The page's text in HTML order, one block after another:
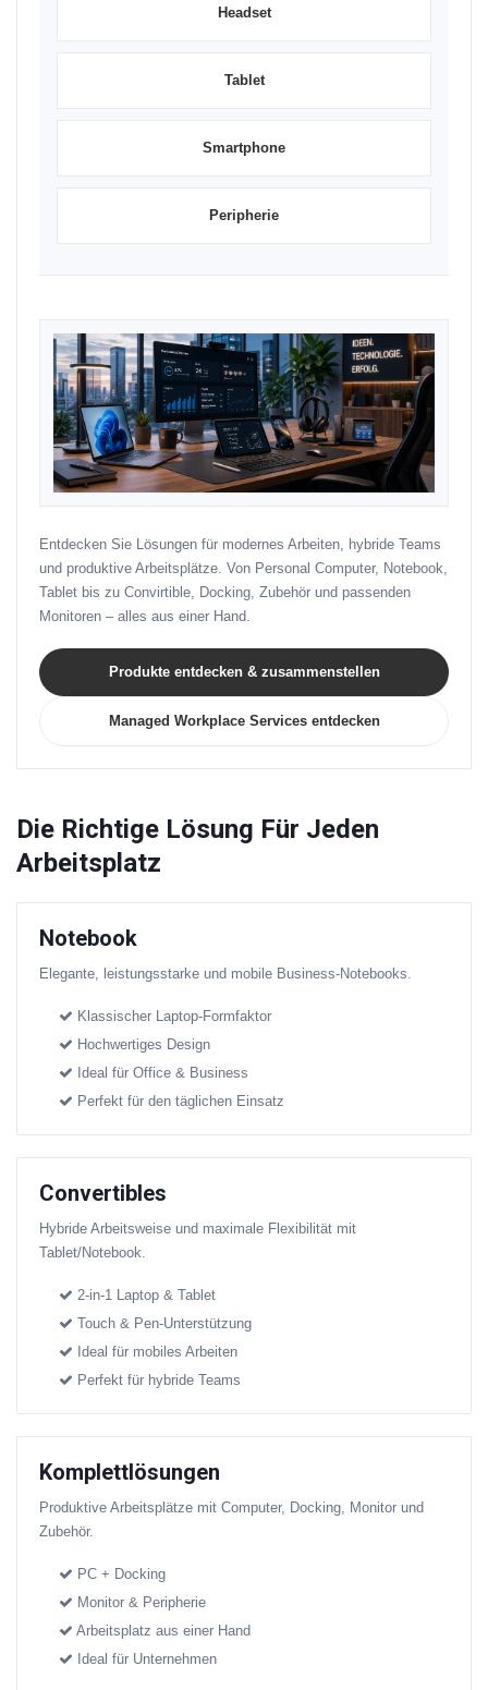
Headset
Tablet
Smartphone
Peripherie
Entdecken Sie Lösungen für modernes Arbeiten, hybride Teams
und produktive Arbeitsplätze. Von Personal Computer, Notebook,
Tablet bis zu Convirtible, Docking, Zubehör und passenden
Monitoren – alles aus einer Hand.
Produkte entdecken & zusammenstellen
Managed Workplace Services entdecken
Die Richtige Lösung Für Jeden
Arbeitsplatz
Notebook
Elegante, leistungsstarke und mobile Business-Notebooks.
Klassischer Laptop-Formfaktor
Hochwertiges Design
Ideal für Office & Business
Perfekt für den täglichen Einsatz
Convertibles
Hybride Arbeitsweise und maximale Flexibilität mit
Tablet/Notebook.
2-in-1 Laptop & Tablet
Touch & Pen-Unterstützung
Ideal für mobiles Arbeiten
Perfekt für hybride Teams
Komplettlösungen
Produktive Arbeitsplätze mit Computer, Docking, Monitor und
Zubehör.
PC + Docking
Monitor & Peripherie
Arbeitsplatz aus einer Hand
Ideal für Unternehmen